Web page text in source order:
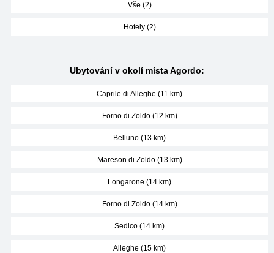
Vše (2)
Hotely (2)
Ubytování v okolí místa Agordo:
Caprile di Alleghe (11 km)
Forno di Zoldo (12 km)
Belluno (13 km)
Mareson di Zoldo (13 km)
Longarone (14 km)
Forno di Zoldo (14 km)
Sedico (14 km)
Alleghe (15 km)